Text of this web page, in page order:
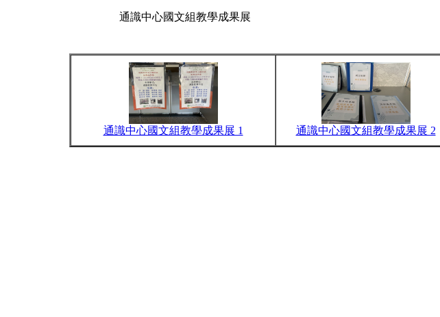
通識中心國文組教學成果展
通識中心國文組教學成果展 1 通識中心國文組教學成果展 2